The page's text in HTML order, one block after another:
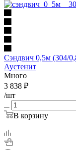
Сэндвич 0,5м (304/
Аустенит
Много
3 838 ₽
/шт
В корзину